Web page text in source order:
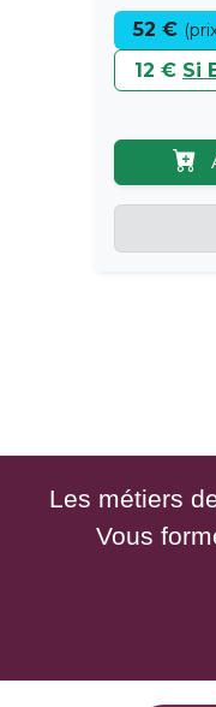
52 €
12 € Si
Les métiers
Vous